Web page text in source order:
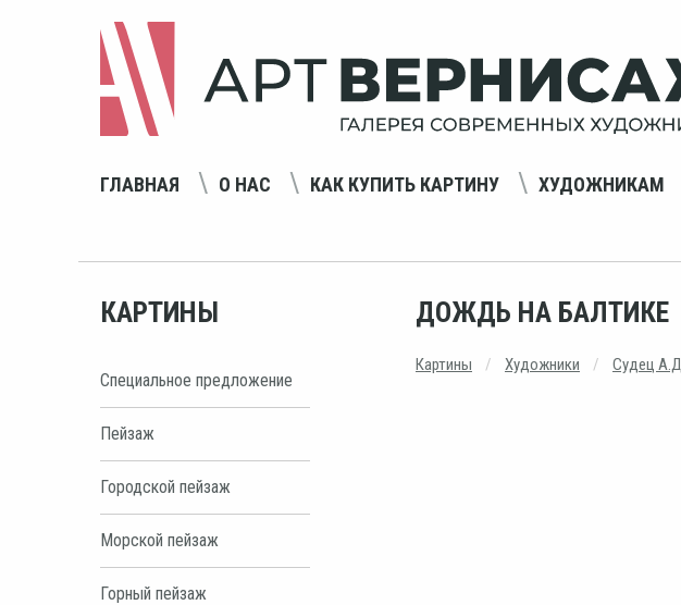
ГЛАВНАЯ О НАС КАК КУПИТЬ КАРТИНУ ХУДОЖНИКАМ
КАРТИНЫ
Специальное предложение
Пейзаж
Городской пейзаж
Морской пейзаж
Горный пейзаж
ДОЖДЬ НА БАЛТИКЕ
Картины Художники Судец А.Д.